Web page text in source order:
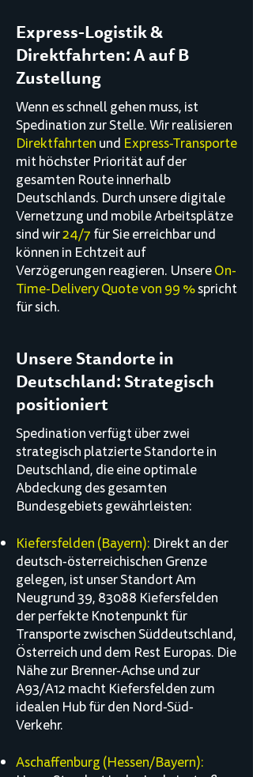
Express-Logistik &
Direktfahrten: A auf B
Zustellung
Wenn es schnell gehen muss, ist
Spedination zur Stelle. Wir realisieren
Direktfahrten und Express-Transporte
mit höchster Priorität auf der
gesamten Route innerhalb
Deutschlands. Durch unsere digitale
Vernetzung und mobile Arbeitsplätze
sind wir24/7 für Sie erreichbar und
können in Echtzeit auf
Verzögerungen reagieren. UnsereOn-
Time-Delivery Quote von 99 %spricht
für sich.
Unsere Standorte in
Deutschland: Strategisch
positioniert
Spedination verfügt über zwei
strategisch platzierte Standorte in
Deutschland, die eine optimale
Abdeckung des gesamten
Bundesgebiets gewährleisten:
Kiefersfelden (Bayern): Direkt an der
deutsch-österreichischen Grenze
gelegen, ist unser Standort Am
Neugrund 39, 83088 Kiefersfelden
der perfekte Knotenpunkt für
Transporte zwischen Süddeutschland,
Österreich und dem Rest Europas. Die
Nähe zur Brenner-Achse und zur
A93/A12 macht Kiefersfelden zum
idealen Hub für den Nord-Süd-
Verkehr.
Aschaffenburg (Hessen/Bayern):